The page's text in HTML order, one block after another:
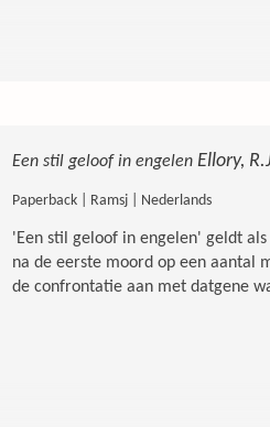
Een stil geloof in engelen Ellory,
Paperback | Ramsj | Nederlands
'Een stil geloof in engelen' geldt
na de eerste moord op een aantal
de confrontatie aan met datgene